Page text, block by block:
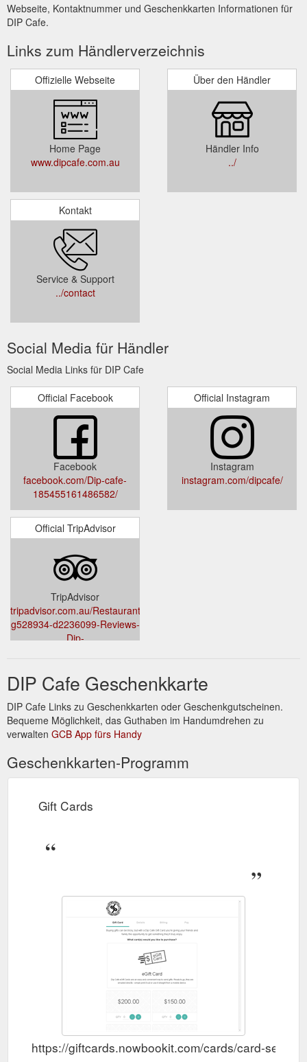
Webseite, Kontaktnummer und Geschenkkarten Informationen für
DIP Cafe.
Links zum Händlerverzeichnis
Offizielle Webseite
Home Page
www.dipcafe.com.au
Über den Händler
Händler Info
../
Kontakt
Service & Support
../contact
Social Media für Händler
Social Media Links für DIP Cafe
Official Facebook
Facebook
facebook.com/Dip-cafe-
185455161486582/
Official Instagram
Instagram
instagram.com/dipcafe/
Official TripAdvisor
TripAdvisor
tripadvisor.com.au/Restaurant_Review-
g528934-d2236099-Reviews-
Dip-
DIP Cafe Geschenkkarte
DIP Cafe Links zu Geschenkkarten oder Geschenkgutscheinen.
Bequeme Möglichkeit, das Guthaben im Handumdrehen zu
verwalten GCB App fürs Handy
Geschenkkarten-Programm
Gift Cards
https://giftcards.nowbookit.com/cards/card-